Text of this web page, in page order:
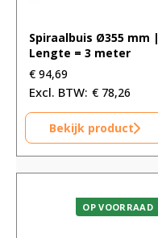
Spiraalbuis Ø355 mm |
Lengte = 3 meter
€ 94,69
€ 78,26
Bekijk product
OP VOORRAAD